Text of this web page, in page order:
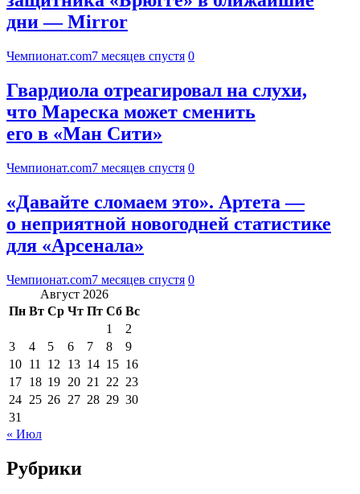
дни — Mirror
Чемпионат.com7 месяцев спустя 0
Гвардиола отреагировал на слухи,
что Мареска может сменить
его в «Ман Сити»
Чемпионат.com7 месяцев спустя 0
«Давайте сломаем это». Артета —
о неприятной новогодней статистике
для «Арсенала»
Чемпионат.com7 месяцев спустя 0
Август 2026
Пн Вт Ср Чт Пт Сб Вс
1
2
3
4 5 6 7 8
9
10 11 12 13 14 15 16
17 18 19 20 21 22 23
24 25 26 27 28 29 30
31
« Июл
Рубрики